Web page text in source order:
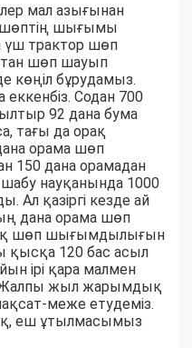
мал азығынан
шөптің шығымы
трактор шөп
шөп шауып
көңіл бұрудамыз.
еккенбіз. Содан 700
92 дана бума
тағы да орақ
орама шөп
150 дана орамадан
науқанында 1000
Ал қазіргі кезде ай
дана орама шөп
шөп шығымдылығын
қысқа 120 бас асыл
ірі қара малмен
Жалпы жыл жарымдық
меже етудеміз.
еш ұтылмасымыз